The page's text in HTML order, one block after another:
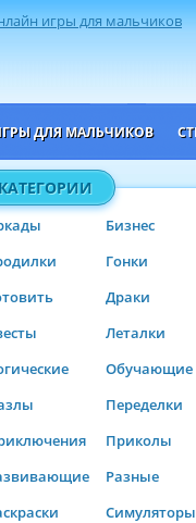
ДЛЯ МАЛЬЧИКОВ
КАТЕГОРИИ
Бизнес
Гонки
Драки
Леталки
Обучающие
Переделки
Приколы
Разные
Симуляторы